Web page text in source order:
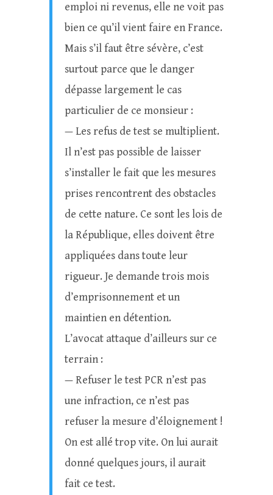
emploi ni revenus, elle ne voit pas
bien ce qu’il vient faire en France.
Mais s’il faut être sévère, c’est
surtout parce que le danger
dépasse largement le cas
particulier de ce monsieur :
— Les refus de test se multiplient.
Il n’est pas possible de laisser
s’installer le fait que les mesures
prises rencontrent des obstacles
de cette nature. Ce sont les lois de
la République, elles doivent être
appliquées dans toute leur
rigueur. Je demande trois mois
d’emprisonnement et un
maintien en détention.
L’avocat attaque d’ailleurs sur ce
terrain :
— Refuser le test PCR n’est pas
une infraction, ce n’est pas
refuser la mesure d’éloignement !
On est allé trop vite. On lui aurait
donné quelques jours, il aurait
fait ce test.